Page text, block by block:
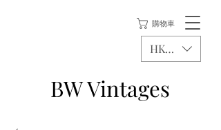
購物車
BW Vintages
HKD (HK$)